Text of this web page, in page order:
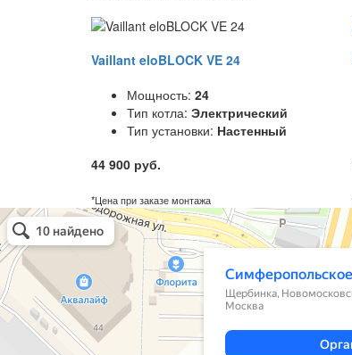
Vaillant eloBLOCK VE 24
Мощность: 24
Тип котла: Электрический
Тип установки: Настенный
44 900 руб.
*Цена при заказе монтажа